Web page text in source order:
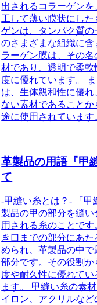
出されるコラーゲン
工して薄い膜状にし
ゲンは、タンパク質
のさまざまな組織に含
ラーゲン膜は、その
材であり、透明で柔
度に優れています。
は、生体親和性に優れ
ない素材であることか
途に使用されています
革製品の用語『甲
て
-甲縫い糸とは？- 「甲
製品の甲の部分を縫
用される糸のことで
き口までの部分にあ
められ、革製品の中で
部分です。その役割
度や耐久性に優れて
ます。 甲縫い糸の素
イロン、アクリルな